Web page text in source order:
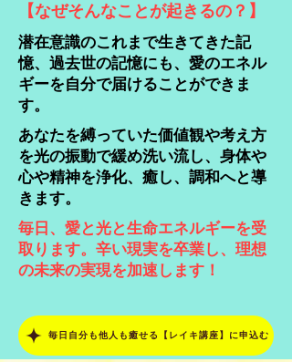
【なぜそんなことが起きるの？】
潜在意識のこれまで生きてきた記
憶、過去世の記憶にも、愛のエネル
ギーを自分で届けることができま
す。
あなたを縛っていた価値観や考え方
を光の振動で緩め洗い流し、身体や
心や精神を浄化、癒し、調和へと導
きます。
毎日、愛と光と生命エネルギーを受
取ります。 辛い現実を卒業し、理想
の未来の実現を加速します！
毎日自分も他人も癒せる【レイキ講座】に申込む